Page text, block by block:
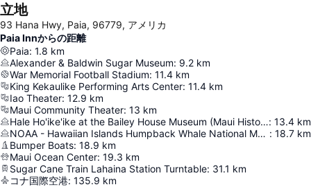
立地
93 Hana Hwy, Paia, 96779, アメリカ
Paia Innからの距離
Paia: 1.8 km
Alexander & Baldwin Sugar Museum: 9.2 km
War Memorial Football Stadium: 11.4 km
King Kekaulike Performing Arts Center: 11.4 km
Iao Theater: 12.9 km
Maui Community Theater: 13 km
Hale Ho'ike'ike at the Bailey House Museum (Maui Historical Society): 13.4 km
NOAA - Hawaiian Islands Humpback Whale National Marine Sanctuary : 18.7 km
Bumper Boats: 18.9 km
Maui Ocean Center: 19.3 km
Sugar Cane Train Lahaina Station Turntable: 31.1 km
コナ国際空港: 135.9 km